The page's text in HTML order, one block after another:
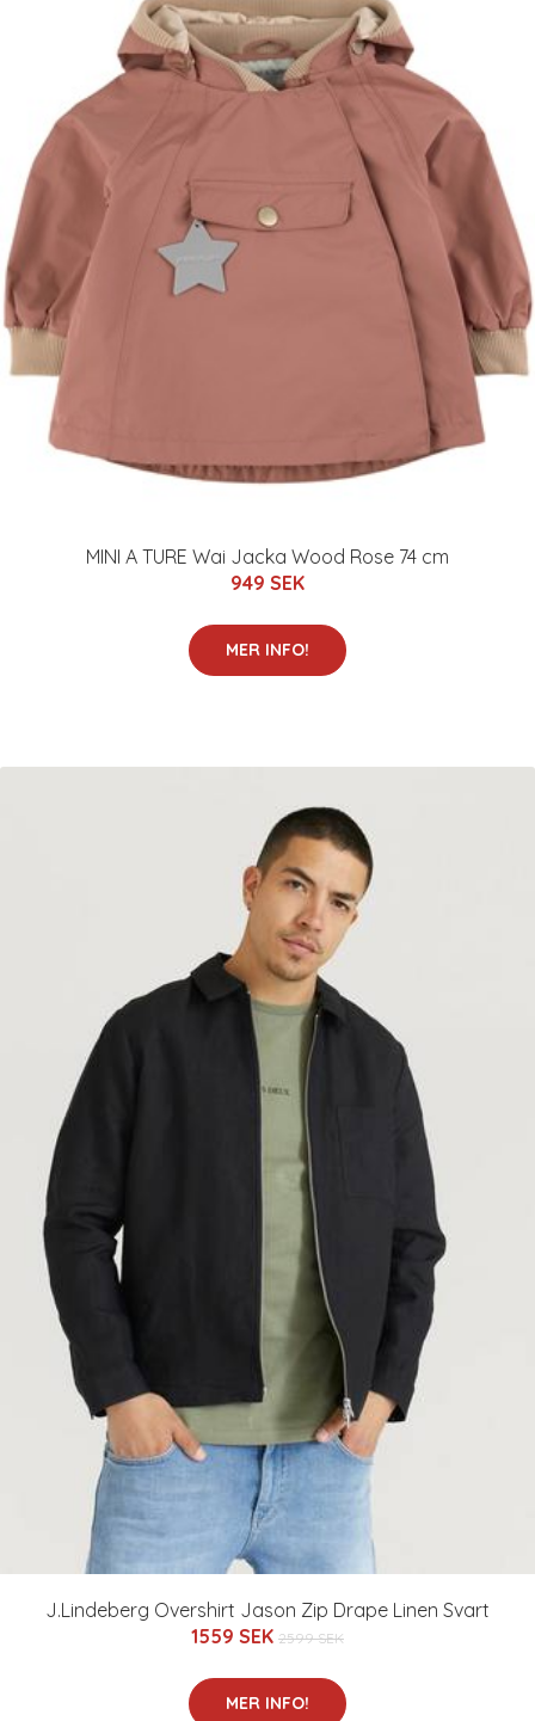
MINI A TURE Wai Jacka Wood Rose 74 cm
949 SEK
MER INFO!
J.Lindeberg Overshirt Jason Zip Drape Linen Svart
1559 SEK 2599 SEK
MER INFO!